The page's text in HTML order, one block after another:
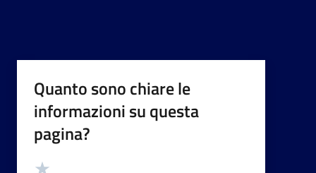
Quanto sono chiare le
informazioni su questa
pagina?
Valutazione